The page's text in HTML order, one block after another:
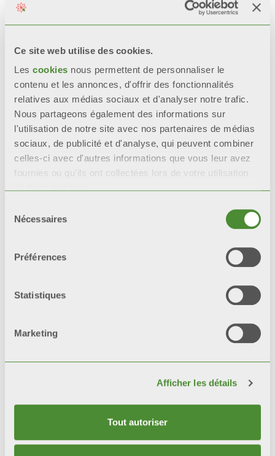
Ce site web utilise des cookies.
Les cookies nous permettent de personnaliser le
contenu et les annonces, d'offrir des fonctionnalités
relatives aux médias sociaux et d'analyser notre trafic.
Nous partageons également des informations sur
l'utilisation de notre site avec nos partenaires de médias
sociaux, de publicité et d'analyse, qui peuvent combiner
celles-ci avec d'autres informations que vous leur avez
fournies ou qu'ils ont collectées lors de votre utilisation
Nécessaires
Préférences
Statistiques
Marketing
Afficher les détails
Tout autoriser
RÉSISTANCE CERTIFIÉE
accélérée*, les radiateurs
avec une double couche de
peinturerestent 200%
plus
intacts que les radiateurs
avec une seule couche de
peinture.
*tests de référence : test en
brouillard salin et test
humidistatique.